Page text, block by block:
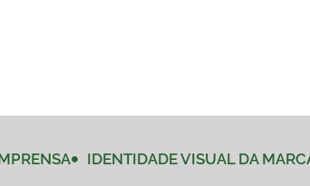
IDENTIDADE VISUAL DA